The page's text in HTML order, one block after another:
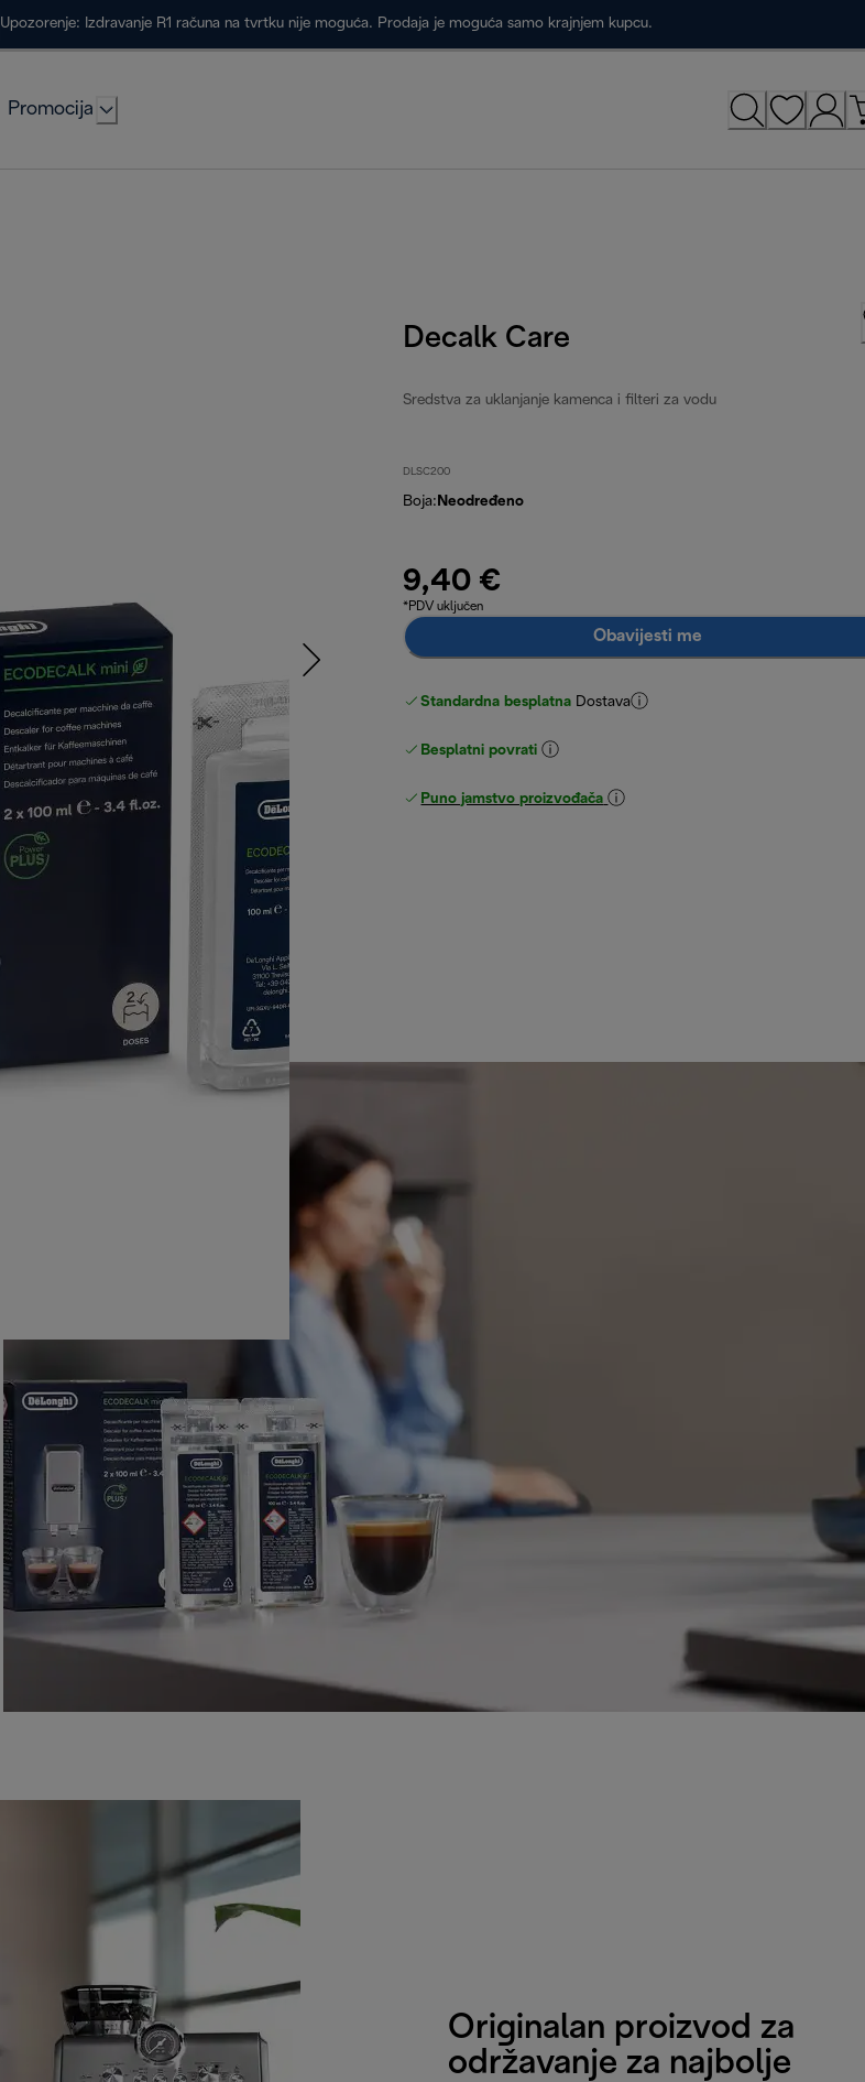
Upozorenje: Izdravanje R1 računa na tvrtku nije moguća. Prodaja je moguća samo krajnjem kupcu.
Promocija
Decalk Care
Sredstva za uklanjanje kamenca i filteri za vodu
DLSC200
Boja: Neodređeno
9,40 €
*PDV uključen
Obavijesti me
Standardna besplatna Dostava
Besplatni povrati
Puno jamstvo proizvođača
Originalan proizvod za
održavanje za najbolje